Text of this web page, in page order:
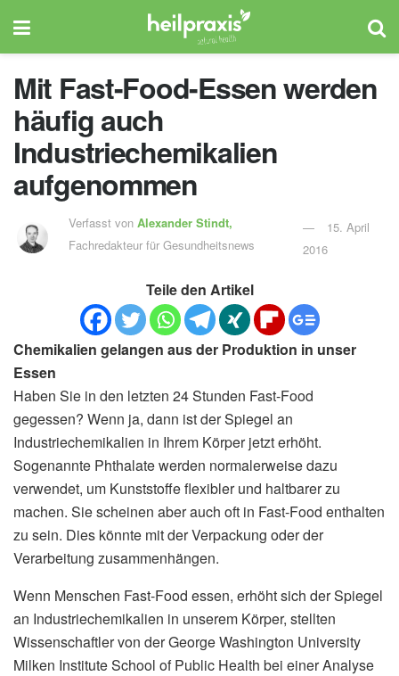
Mit Fast-Food-Essen werden
häufig auch
Industriechemikalien
aufgenommen
Verfasst vonAlexander Stindt,
Fachredakteur für Gesundheitsnews
15. April
2016
Teile den Artikel
Chemikalien gelangen aus der Produktion in unser
Essen
Haben Sie in den letzten 24 Stunden Fast-Food
gegessen? Wenn ja, dann ist der Spiegel an
Industriechemikalien in Ihrem Körper jetzt erhöht.
Sogenannte Phthalate werden normalerweise dazu
verwendet, um Kunststoffe flexibler und haltbarer zu
machen. Sie scheinen aber auch oft in Fast-Food enthalten
zu sein. Dies könnte mit der Verpackung oder der
Verarbeitung zusammenhängen.
Wenn Menschen Fast-Food essen, erhöht sich der Spiegel
an Industriechemikalien in unserem Körper, stellten
Wissenschaftler von der George Washington University
Milken Institute School of Public Health bei einer Analyse